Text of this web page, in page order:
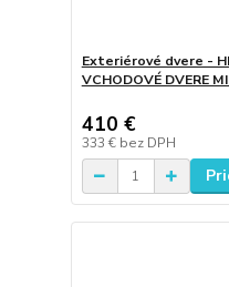
Exteriérové dvere -
VCHODOVÉ DVERE
410 €
333 € bez DPH